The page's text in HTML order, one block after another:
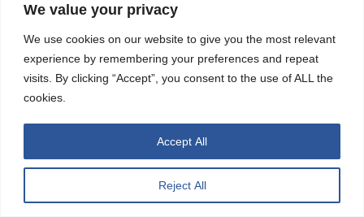
We value your privacy
We use cookies on our website to give you the most relevant
experience by remembering your preferences and repeat
visits. By clicking “Accept”, you consent to the use of ALL the
cookies.
Reject All
Accept All
網頁設計公司：振作雲科技